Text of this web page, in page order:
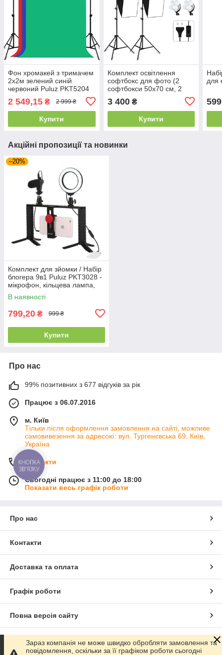
Фон хромакей з тримачем
2x2м зелений синій
червоний Puluz PKT5204
2 549,15 ₴ 2 999 ₴
Купити
Комплект освітлення
софтбокс для фото (2
софтбокси 50x70 см, 2
стійки, 8 LED ламп 20 Вт)
Puluz PKT3134EU
3 400₴
Купити
для
599
Акційні пропозиції та новинки
–20%
Комплект для зйомки / Набір
блогера 9в1 Puluz PKT3028 -
мікрофон, кільцева лампа,
рамка для телефону, штатив
В наявності
799,20 ₴ 999 ₴
Купити
Про нас
99% позитивних з 677 відгуків за рік
Працює з 06.07.2016
м. Київ
Тільки після оформлення замовлення на сайті, можливе
самовивезення за адресою: вул. Тургенєвська 69, Київ,
Україна
Контакти
Сьогодні працює з 11:00 до 18:00
Показати весь графік роботи
Про нас
Контакти
Доставка та оплата
Графік роботи
Повна версія сайту
Сайт створено на маркетплейсі Prom.ua
Зараз компанія не може швидко обробляти замовлення та
повідомлення, оскільки за її графіком роботи сьогодні
КНОПКА
ЗВ'ЯЗКУ